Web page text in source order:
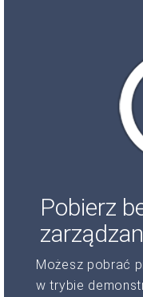
Pobierz
Możesz pobrać
w trybie